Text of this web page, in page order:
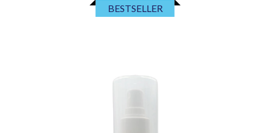
BESTSELLER